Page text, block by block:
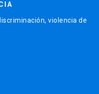
violencia de